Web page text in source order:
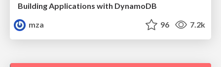
Building Applications with DynamoDB
mza
96 7.2k